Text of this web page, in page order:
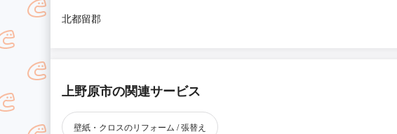
北都留郡
上野原市の関連サービス
壁紙・クロスのリフォーム / 張替え